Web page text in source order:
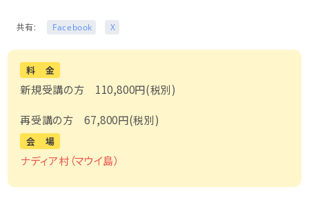
共有: Facebook X
料 金
新規受講の方 110,800円(税別)
再受講の方 67,800円(税別)
会 場
ナディア村（マウイ島）